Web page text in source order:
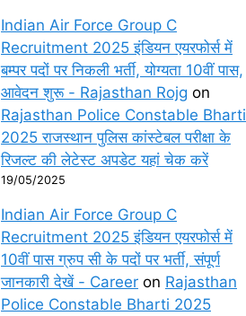
Indian Air Force Group C
Recruitment 2025 इंडियन एयरफोर्स में
बम्पर पदों पर निकली भर्ती, योग्यता 10वीं पास,
आवेदन शुरू - Rajasthan Rojg on
Rajasthan Police Constable Bharti
2025 राजस्थान पुलिस कांस्टेबल परीक्षा के
रिजल्ट की लेटेस्ट अपडेट यहां चेक करें
19/05/2025
Indian Air Force Group C
Recruitment 2025 इंडियन एयरफोर्स में
10वीं पास ग्रुप सी के पदों पर भर्ती, संपूर्ण
जानकारी देखें - Career on Rajasthan
Police Constable Bharti 2025